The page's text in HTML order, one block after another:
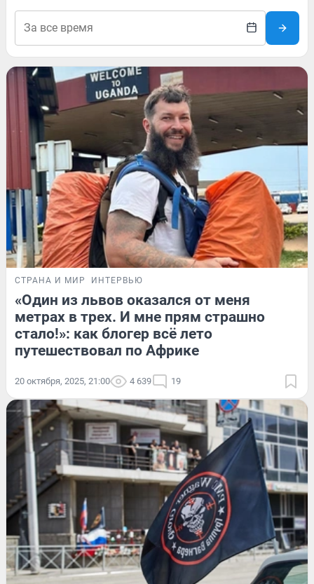
СТРАНА И МИР ИНТЕРВЬЮ
«Один из львов оказался от меня
метрах в трех. И мне прям страшно
стало!»: как блогер всё лето
путешествовал по Африке
20 октября, 2025, 21:00 4 639 19